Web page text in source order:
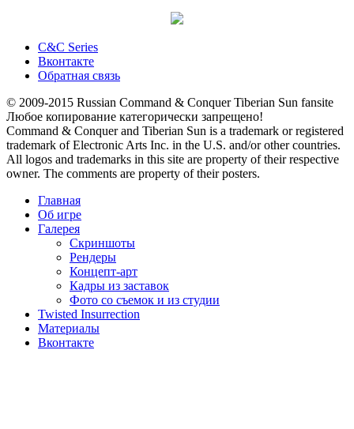
C&C Series
Вконтакте
Обратная связь
© 2009-2015 Russian Command & Conquer Tiberian Sun fansite
Любое копирование категорически запрещено!
Command & Conquer and Tiberian Sun is a trademark or registered
trademark of Electronic Arts Inc. in the U.S. and/or other countries.
All logos and trademarks in this site are property of their respective
owner. The comments are property of their posters.
Главная
Об игре
Галерея
Скриншоты
Рендеры
Концепт-арт
Кадры из заставок
Фото со съемок и из студии
Twisted Insurrection
Материалы
Вконтакте